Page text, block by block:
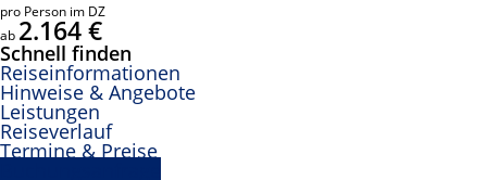
pro Person im DZ
ab 2.164 €
Schnell finden
Reiseinformationen
Hinweise & Angebote
Leistungen
Reiseverlauf
Termine & Preise